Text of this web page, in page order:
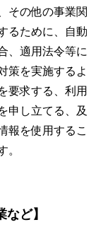
その他の事業関
るために、自動
、適用法令等に
策を実施するよ
要求する、利用
申し立てる、及
報を使用するこ
ど】